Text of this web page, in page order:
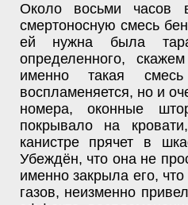
Около восьми часов
смертоносную смесь
ей нужна была
определенного,
именно такая
воспламеняется, но и
номера, оконные
покрывало на
канистре прячет в
Убеждён, что она не
именно закрыла его,
газов, неизменно